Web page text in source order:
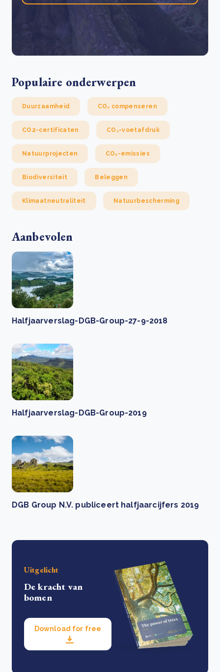
Populaire onderwerpen
Duurzaamheid CO₂ compenseren
CO2-certificaten CO₂-voetafdruk
Natuurprojecten CO₂-emissies
Biodiversiteit Beleggen
Klimaatneutraliteit Natuurbescherming
Aanbevolen
Halfjaarverslag-DGB-Group-27-9-2018
Halfjaarverslag-DGB-Group-2019
DGB Group N.V. publiceert halfjaarcijfers 2019
Uitgelicht
De kracht van
bomen
Download for free